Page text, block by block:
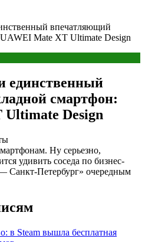
впечатляющий
Mate XT Ultimate Design
единственный
смартфон:
Design
Ну серьезно,
удивить соседа по бизнес-
Санкт-Петербург» очередным
в Steam вышла бесплатная